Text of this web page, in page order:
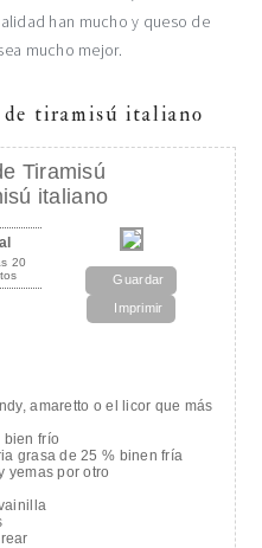
han mucho y queso de
mucho mejor.
de tiramisú italiano
Tiramisú
italiano
Guardar
Imprimir
20
amaretto o el licor que más
bien frío
grasa de 25 % binen fría
yemas por otro